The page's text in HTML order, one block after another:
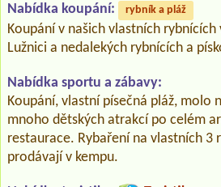
Nabídka koupání: rybník a pláž
Koupání v našich vlastních
Lužnici a nedalekých rybnících a
Nabídka sportu a zábavy:
Koupání, vlastní písečná pláž, molo
mnoho dětských atrakcí po celém
restaurace. Rybaření na vlastních 3
prodávají v kempu.